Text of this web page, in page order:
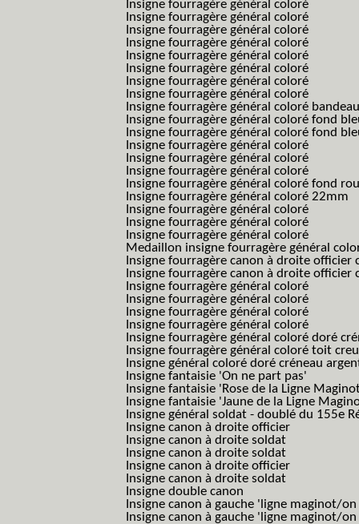
Insigne fourragère général coloré
Insigne fourragère général coloré
Insigne fourragère général coloré
Insigne fourragère général coloré
Insigne fourragère général coloré
Insigne fourragère général coloré
Insigne fourragère général coloré
Insigne fourragère général coloré
Insigne fourragère général coloré
Insigne fourragère général coloré fond
Insigne fourragère général coloré fond
Insigne fourragère général coloré
Insigne fourragère général coloré
Insigne fourragère général coloré
Insigne fourragère général coloré fond
Insigne fourragère général coloré 22mm
Insigne fourragère général coloré
Insigne fourragère général coloré
Insigne fourragère général coloré
Medaillon insigne fourragère général
Insigne fourragère canon à droite
Insigne fourragère canon à droite
Insigne fourragère général coloré
Insigne fourragère général coloré
Insigne fourragère général coloré
Insigne fourragère général coloré
Insigne fourragère général coloré doré
Insigne fourragère général coloré toit
Insigne général coloré doré créneau
Insigne fantaisie 'On ne part pas'
Insigne fantaisie 'Rose de la Ligne
Insigne fantaisie 'Jaune de la Ligne
Insigne général soldat - doublé du 155e
Insigne canon à droite officier
Insigne canon à droite soldat
Insigne canon à droite soldat
Insigne canon à droite officier
Insigne canon à droite soldat
Insigne double canon
Insigne canon à gauche 'ligne maginot/
Insigne canon à gauche 'ligne maginot/